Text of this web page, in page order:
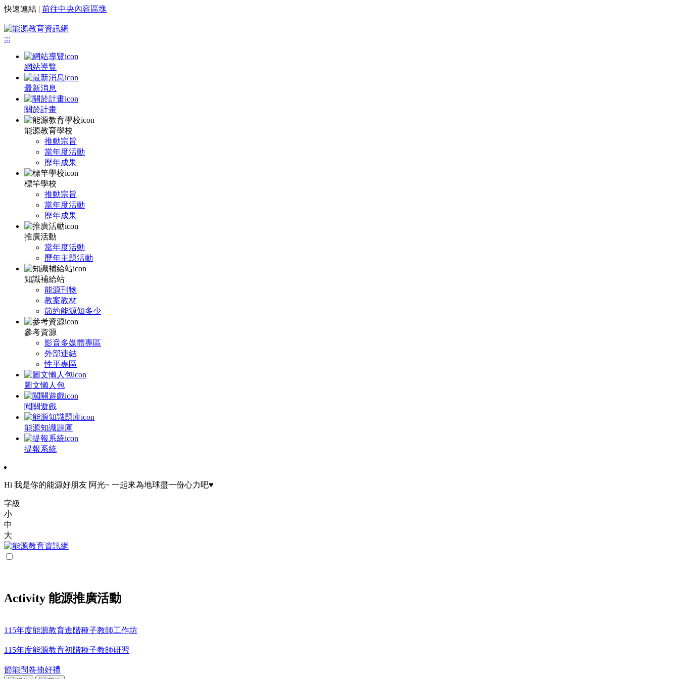
快速連結 | 前往中央內容區塊
:::
網站導覽
最新消息
關於計畫
能源教育學校
推動宗旨
當年度活動
歷年成果
標竿學校
推動宗旨
當年度活動
歷年成果
推廣活動
當年度活動
歷年主題活動
知識補給站
能源刊物
教案教材
節約能源知多少
參考資源
影音多媒體專區
外部連結
性平專區
圖文懶人包
闖關遊戲
能源知識題庫
提報系統
Hi 我是你的能源好朋友 阿光~ 一起來為地球盡一份心力吧♥
字級
小
中
大
Activity 能源推廣活動
115年度能源教育進階種子教師工作坊
115年度能源教育初階種子教師研習
節能問卷抽好禮